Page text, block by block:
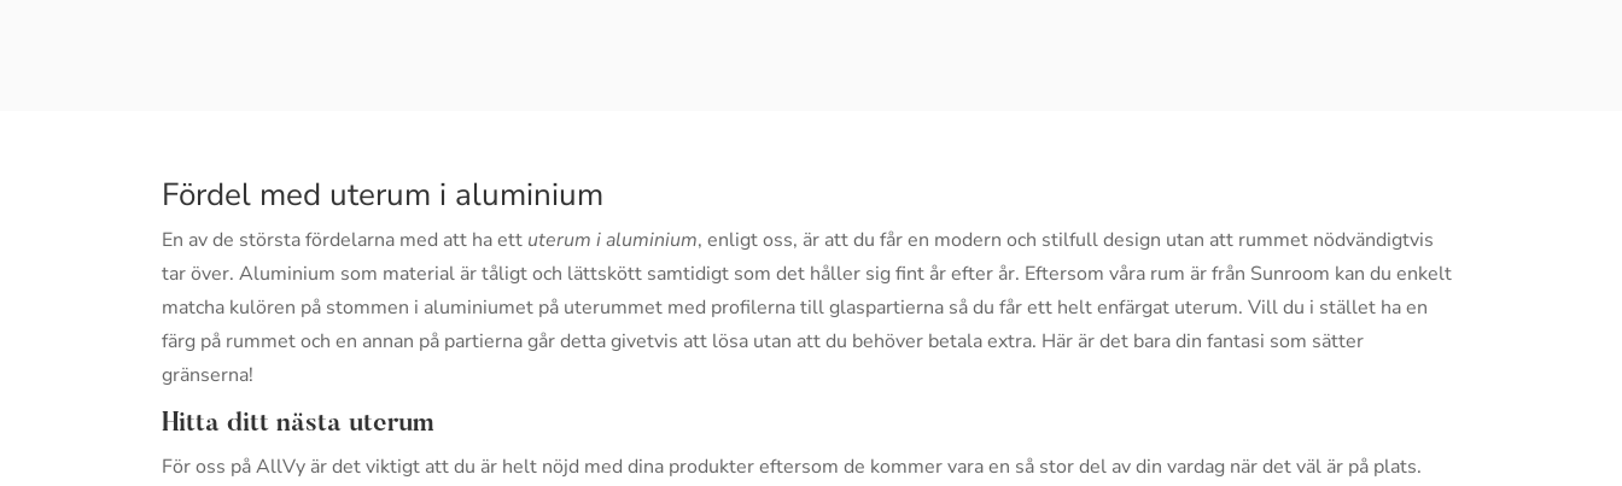
Fördel med uterum i aluminium
En av de största fördelarna med att ha ett uterum i aluminium, enligt oss, är att du får en modern och stilfull design utan att rummet nödvändigtvis
tar över. Aluminium som material är tåligt och lättskött samtidigt som det håller sig fint år efter år. Eftersom våra rum är från Sunroom kan du enkelt
matcha kulören på stommen i aluminiumet på uterummet med profilerna till glaspartierna så du får ett helt enfärgat uterum. Vill du i stället ha en
färg på rummet och en annan på partierna går detta givetvis att lösa utan att du behöver betala extra. Här är det bara din fantasi som sätter
gränserna!
Hitta ditt nästa uterum
För oss på AllVy är det viktigt att du är helt nöjd med dina produkter eftersom de kommer vara en så stor del av din vardag när det väl är på plats.